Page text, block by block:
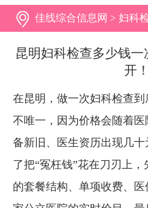
佳线综合信息网 >妇科
昆明妇科检查多少钱
开！
在昆明，做一次妇科检查
不唯一，因为价格会随着
备新旧、医生资历出现几
了把“冤枉钱”花在刀刃上
的套餐结构、单项收费、